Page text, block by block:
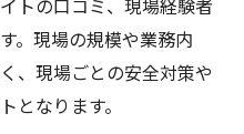
。現場の規模や業務内
、現場ごとの安全対策や
となります。